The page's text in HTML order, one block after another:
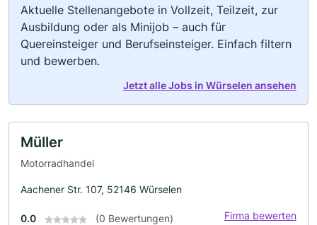
Aktuelle Stellenangebote in Vollzeit, Teilzeit, zur
Ausbildung oder als Minijob – auch für
Quereinsteiger und Berufseinsteiger. Einfach filtern
und bewerben.
Jetzt alle Jobs in Würselen ansehen
Müller
Motorradhandel
Aachener Str. 107, 52146 Würselen
0.0 (0 Bewertungen) Firma bewerten